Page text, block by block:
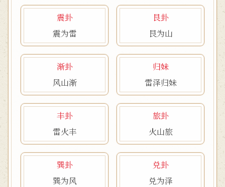
震卦
震为雷
艮卦
艮为山
渐卦
风山渐
归妹
雷泽归妹
丰卦
雷火丰
旅卦
火山旅
巽卦
巽为风
兑卦
兑为泽